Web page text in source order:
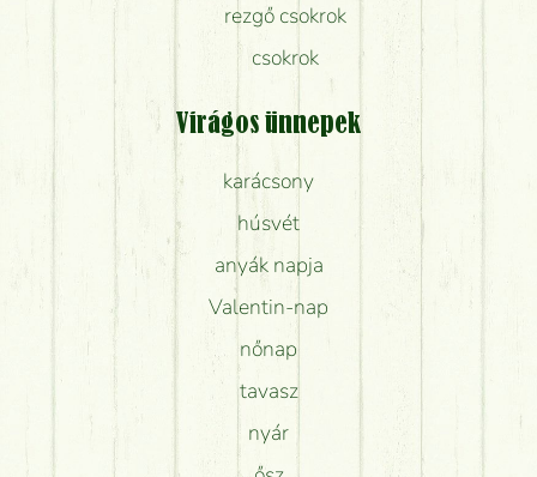
rezgő csokrok
csokrok
Virágos ünnepek
karácsony
húsvét
anyák napja
Valentin-nap
nőnap
tavasz
nyár